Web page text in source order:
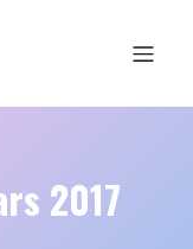
2017